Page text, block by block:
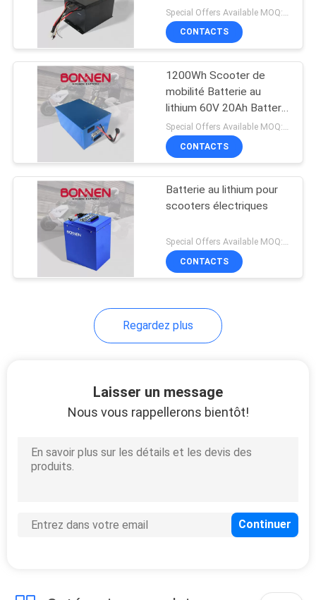
cyclomoteur
CONTACTS
1200Wh Scooter de
mobilité Batterie au
lithium 60V 20Ah Batterie
au lithium pour motos
électriques
Special Offers Available MOQ:2 unités
CONTACTS
Batterie au lithium pour
scooters électriques
Special Offers Available MOQ:2 unités
CONTACTS
Regardez plus
Laisser un message
Nous vous rappellerons bientôt!